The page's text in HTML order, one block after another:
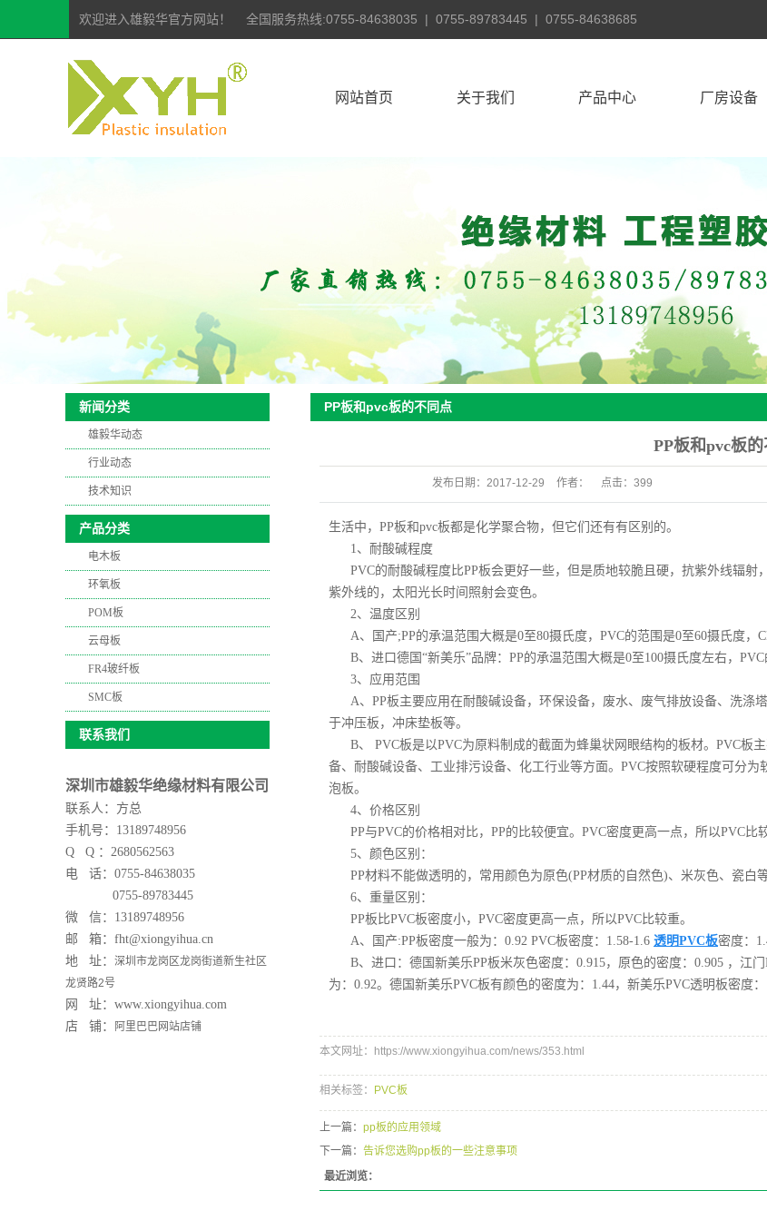
欢迎进入雄毅华官方网站！ 全国服务热线:0755-84638035 | 0755-89783445 | 0755-84638685
网站首页 关于我们
公司风采
公司文化
联系我们
公司文化
产品中心
POM板
云母板
FR4玻纤板
厂房设备
新闻分类
雄毅华动态
行业动态
技术知识
产品分类
电木板
环氧板
POM板
云母板
FR4玻纤板
SMC板
联系我们
深圳市雄毅华绝缘材料有限公司
联系人：方总
手机号：13189748956
Q Q ：2680562563
电 话：0755-84638035
0755-89783445
微 信： 13189748956
邮 箱：fht@xiongyihua.cn
地 址： 深圳市龙岗区龙岗街道新生社区
龙贤路2号
网 址： www.xiongyihua.com
店 铺： 阿里巴巴网站店铺
PP板和pvc板的不同点
PP板和pvc板
发布日期： 2017-12-29 作者： 点击： 399
生活中，PP板和pvc板都是化学聚合物，但它们还有有区别的。
1、耐酸碱程度
PVC的耐酸碱程度比PP板会更好一些，但是质地较脆且硬，抗紫外线辐
紫外线的，太阳光长时间照射会变色。
2、温度区别
A、国产;PP的承温范围大概是0至80摄氏度，PVC的范围是0至60摄氏度，
B、进口德国“新美乐”品牌：PP的承温范围大概是0至100摄氏度左右，PVC
3、应用范围
A、PP板主要应用在耐酸碱设备，环保设备，废水、废气排放设备、洗涤
于冲压板，冲床垫板等。
B、 PVC板是以PVC为原料制成的截面为蜂巢状网眼结构的板材。PVC板
备、耐酸碱设备、工业排污设备、化工行业等方面。PVC按照软硬程度可分
泡板。
4、价格区别
PP与PVC的价格相对比，PP的比较便宜。PVC密度更高一点，所以PVC比
5、颜色区别：
PP材料不能做透明的，常用颜色为原色(PP材质的自然色)、米灰色、瓷白
6、重量区别：
PP板比PVC板密度小，PVC密度更高一点，所以PVC比较重。
A、国产:PP板密度一般为：0.92 PVC板密度：1.58-1.6 透明PVC板密度：
B、进口：德国新美乐PP板米灰色密度：0.915，原色的密度：0.905 ，江
为：0.92。德国新美乐PVC板有颜色的密度为：1.44，新美乐PVC透明板密度：
本文网址：https://www.xiongyihua.com/news/353.html
相关标签： PVC板
上一篇： pp板的应用领域
下一篇： 告诉您选购pp板的一些注意事项
最近浏览：